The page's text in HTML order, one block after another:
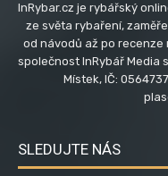
InRybar.cz je rybářský
ze světa rybaření,
od návodů až po
společnost InRybář Media
Místek, IČ:
SLEDUJTE NÁS